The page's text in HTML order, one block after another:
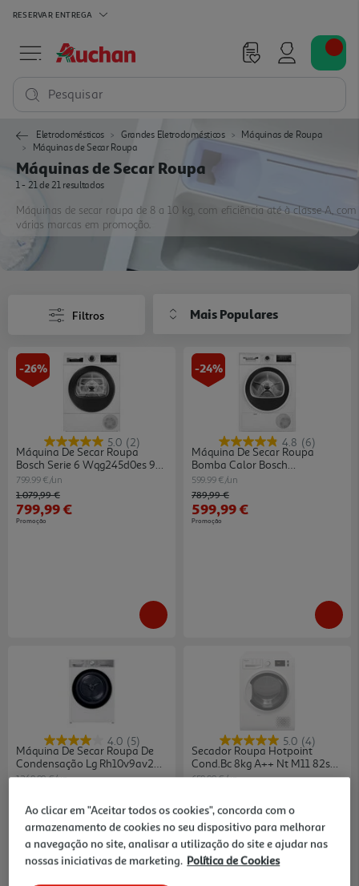
RESERVAR ENTREGA
Pesquisar
Eletrodomésticos Grandes Eletrodomésticos
Máquinas de Roupa
Máquinas de Secar Roupa
Máquinas de Secar Roupa
1 - 21 de 21 resultados
Máquinas de secar roupa de 8 a 10 kg, com eficiência até à classe A, com
várias marcas em promoção.
Filtros Mais Populares
-26%
5.0 (2)
Máquina De Secar Roupa
Bosch Serie 6 Wqg245d0es 9
Kg Bomba De Calor Classe C
799.99 €/un
Price reduced from
1.079,99 €to
799,99 €
Promoção
-24%
4.8 (6)
Máquina De Secar Roupa
Bomba Calor Bosch
Wtr83200es Branco E 8kg
599.99 €/un
Price reduced from
789,99 €to
599,99 €
Promoção
4.0 (5)
Máquina De Secar Roupa De
Condensação Lg Rh10v9av2wr
10kg Branco
1249.99 €/un
1.249,99 €
5.0 (4)
Secador Roupa Hotpoint
Cond.bc 8kg A++ Nt M11 82sk
Eu
659.99 €/un
659,99 €
Indisponível online
Ao clicar em "Aceitar todos os cookies", concorda com o
armazenamento de cookies no seu dispositivo para melhorar
a navegação no site, analisar a utilização do site e ajudar nas
nossas iniciativas de marketing. Política de Cookies